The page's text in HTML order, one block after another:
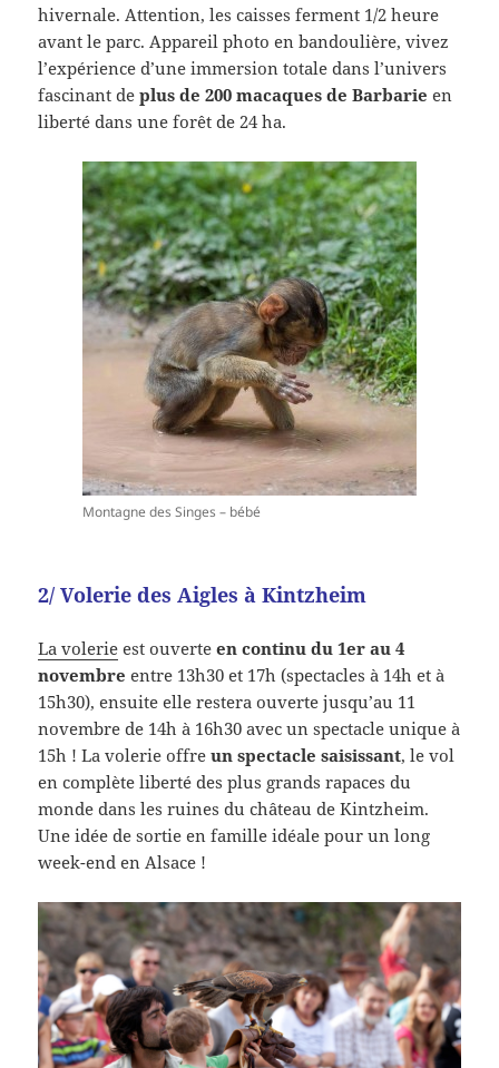
hivernale. Attention, les caisses ferment 1/2 heure
avant le parc. Appareil photo en bandoulière, vivez
l’expérience d’une immersion totale dans l’univers
fascinant deplus de 200 macaques de Barbarie en
liberté dans une forêt de 24 ha.
Montagne des Singes – bébé
2/ Volerie des Aigles à Kintzheim
La volerie est ouverteen continu du 1er au 4
novembre entre 13h30 et 17h (spectacles à 14h et à
15h30), ensuite elle restera ouverte jusqu’au 11
novembre de 14h à 16h30 avec un spectacle unique à
15h ! La volerie offreun spectacle saisissant, le vol
en complète liberté des plus grands rapaces du
monde dans les ruines du château de Kintzheim.
Une idée de sortie en famille idéale pour un long
week-end en Alsace !